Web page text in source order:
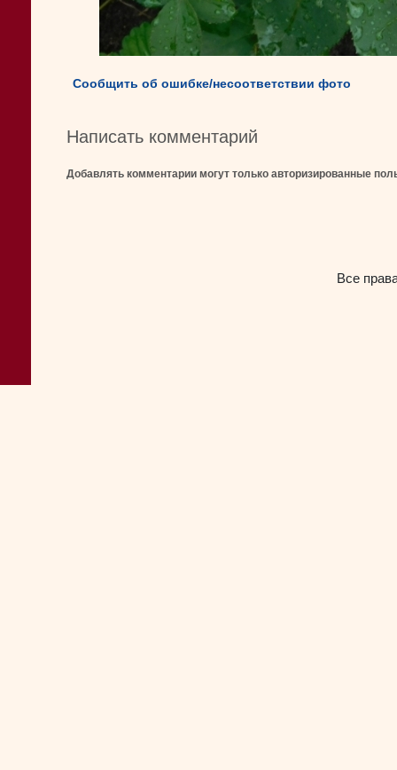
Сообщить об ошибке/несоответствии фото
Написать комментарий
Добавлять комментарии могут только авторизированные
Все